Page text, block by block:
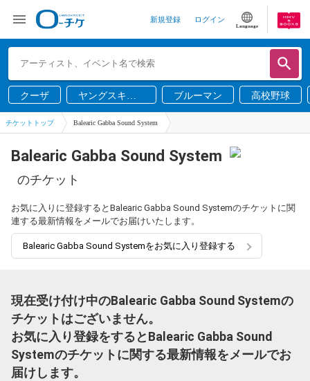
新規登録 ログイン
Language
クーザ
ヤングスキニ
ー
ブルーマン 高校野球
チケットトップ Balearic Gabba Sound System
Balearic Gabba Sound System
のチケット
お気に入りに登録するとBalearic Gabba Sound Systemのチケットに関
連する最新情報をメールでお届けいたします。
Balearic Gabba Sound Systemをお気に入り登録する
現在受け付け中のBalearic Gabba Sound Systemの
チケットはございません。
お気に入り登録をするとBalearic Gabba Sound
Systemのチケットに関する最新情報をメールでお
届けします。